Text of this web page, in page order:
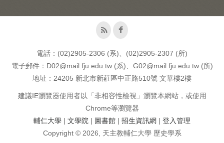
電話：(02)2905-2306 (系)、(02)2905-2307 (所)
電子郵件：D02@mail.fju.edu.tw (系)、G02@mail.fju.edu.tw (所)
地址：24205 新北市新莊區中正路510號 文華樓2樓
建議IE瀏覽器使用者以「非相容性檢視」瀏覽本網站，或使用
Chrome等瀏覽器
輔仁大學 | 文學院 | 圖書館 | 招生資訊網 | 登入管理
Copyright © 2026, 天主教輔仁大學 歷史學系